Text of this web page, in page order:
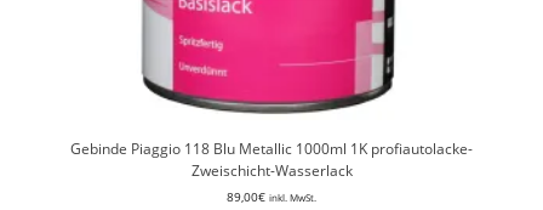
Gebinde Piaggio 118 Blu Metallic 1000ml 1K profiautolacke-
Zweischicht-Wasserlack
89,00€ inkl. MwSt.